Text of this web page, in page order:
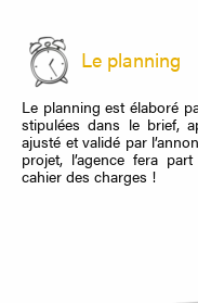
Le planning
Le planning est élaboré
stipulées dans le brief,
ajusté et validé par
projet, l’agence fera
cahier des charges !